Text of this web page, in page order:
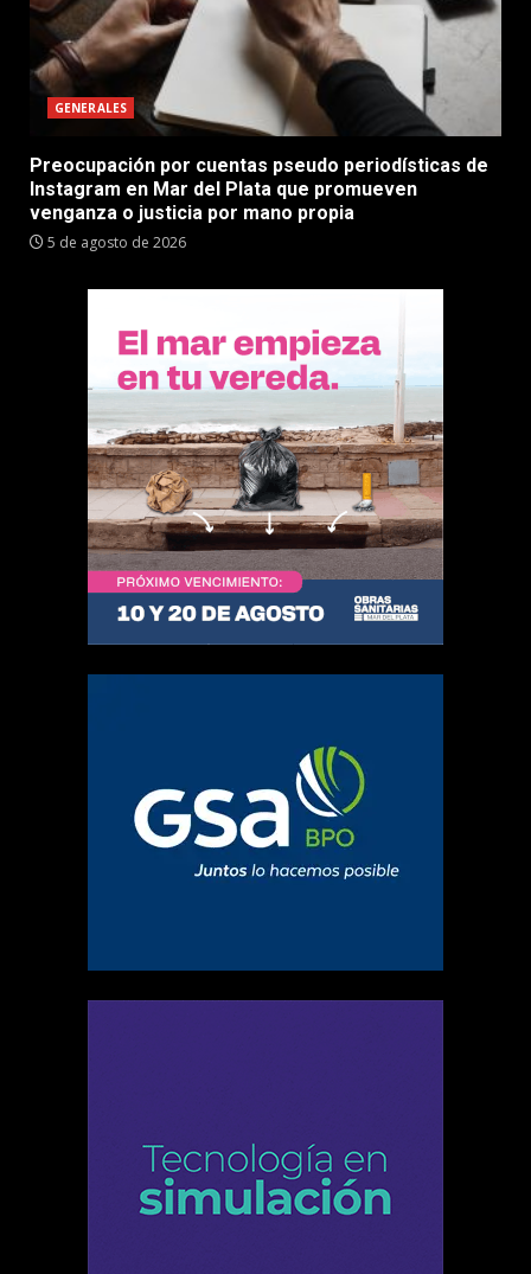
GENERALES
Preocupación por cuentas pseudo periodísticas de
Instagram en Mar del Plata que promueven
venganza o justicia por mano propia
5 de agosto de 2026